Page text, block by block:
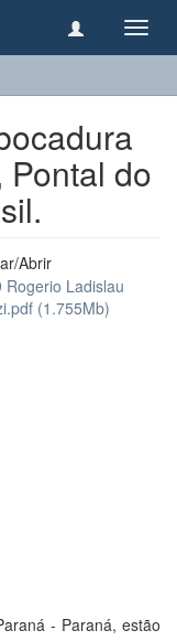
do
Abrir
Rogerio Ladislau
(1.755Mb)
- Paraná, estão